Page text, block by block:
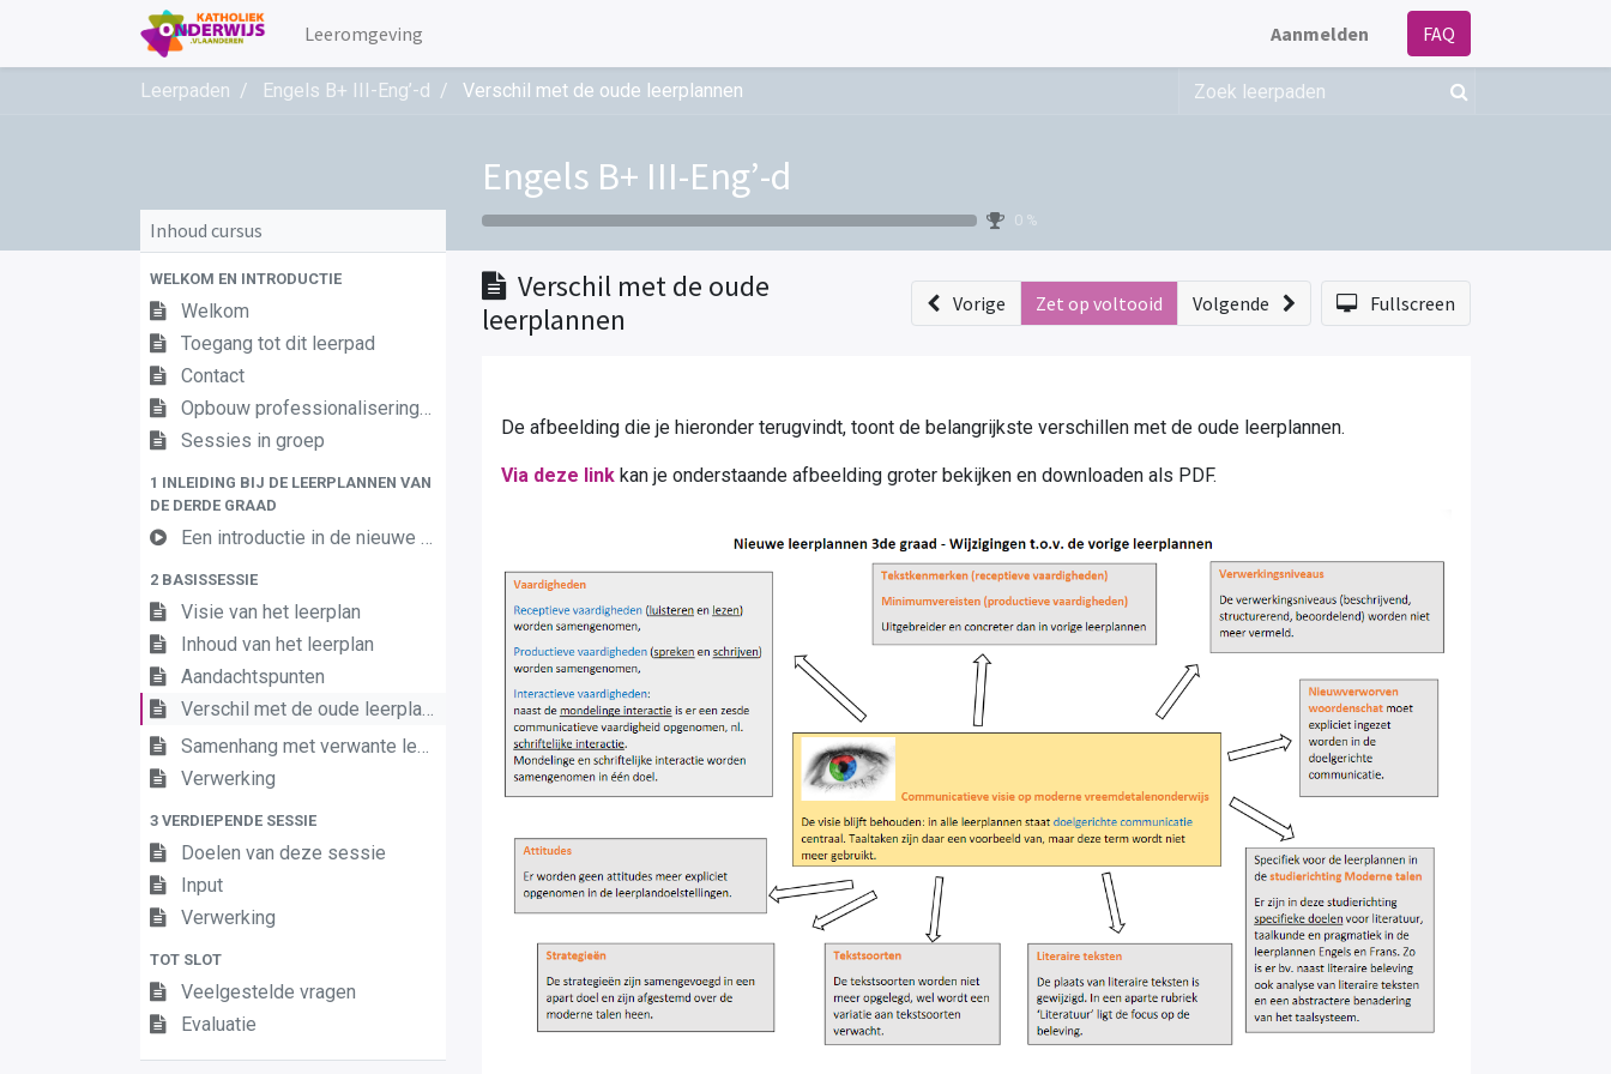
Leeromgeving Aanmelden FAQ
Leerpaden Engels B+ III-Eng’-d Verschil met de oude leerplannen
Engels B+ III-Eng’-d
0 %
Inhoud cursus
WELKOM EN INTRODUCTIE
Welkom
Toegang tot dit leerpad
Contact
Opbouw professionaliseringstraject
Sessies in groep
1 INLEIDING BIJ DE LEERPLANNEN VAN
DE DERDE GRAAD
Een introductie in de nieuwe leerplannen van de derde graad
2 BASISSESSIE
Visie van het leerplan
Inhoud van het leerplan
Aandachtspunten
Verschil met de oude leerplannen
Samenhang met verwante leerplannen
Verwerking
3 VERDIEPENDE SESSIE
Doelen van deze sessie
Input
Verwerking
TOT SLOT
Veelgestelde vragen
Evaluatie
Verschil met de oude
leerplannen
Vorige Zet op voltooid Volgende Fullscreen
De afbeelding die je hieronder terugvindt, toont de belangrijkste verschillen met de oude leerplannen.
Via deze link kan je onderstaande afbeelding groter bekijken en downloaden als PDF.